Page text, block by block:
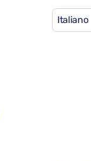
Italiano